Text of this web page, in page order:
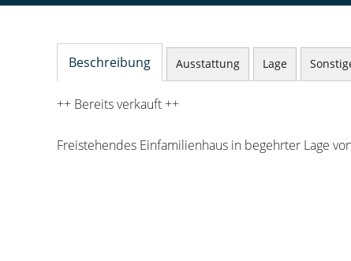
Beschreibung Ausstattung Lage
++ Bereits verkauft ++
Freistehendes Einfamilienhaus in begehrter Lage